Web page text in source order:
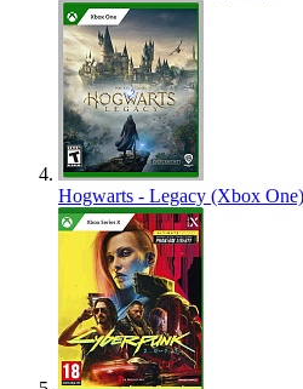
Hogwarts - Legacy (Xbox One)